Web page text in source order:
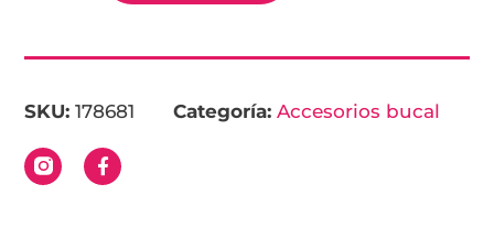
SKU:178681 Categoría: Accesorios bucal